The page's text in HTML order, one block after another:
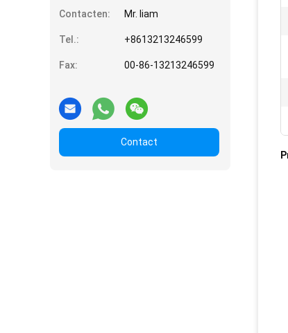
Contacten: Mr. liam
Tel.: +8613213246599
Fax: 00-86-13213246599
Contact